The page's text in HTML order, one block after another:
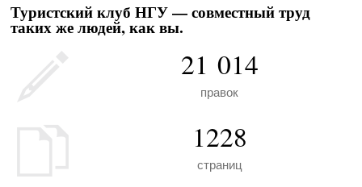
Туристский клуб НГУ — совместный труд
таких же людей, как вы.
21 014
правок
1228
страниц